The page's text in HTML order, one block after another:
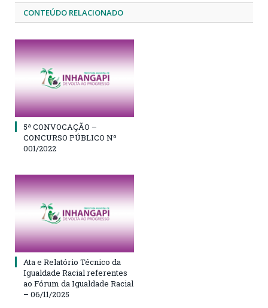
CONTEÚDO RELACIONADO
5ª CONVOCAÇÃO –
CONCURSO PÚBLICO Nº
001/2022
Ata e Relatório Técnico da
Igualdade Racial referentes
ao Fórum da Igualdade Racial
– 06/11/2025